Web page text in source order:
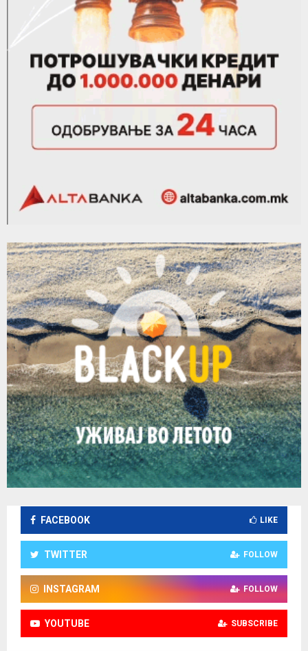
FACEBOOK LIKE
TWITTER FOLLOW
INSTAGRAM FOLLOW
YOUTUBE SUBSCRIBE